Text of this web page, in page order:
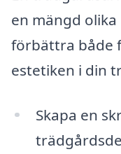
en mängd
förbättra både
estetiken i din
Skapa en